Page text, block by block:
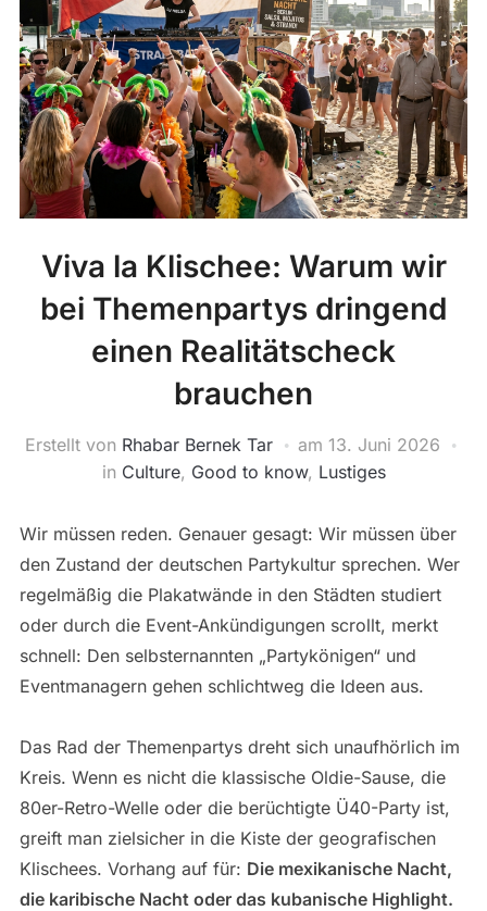
Viva la Klischee: Warum wir
bei Themenpartys dringend
einen Realitätscheck
brauchen
Erstellt von Rhabar Bernek Tar am 13. Juni 2026
in Culture, Good to know, Lustiges
Wir müssen reden. Genauer gesagt: Wir müssen über
den Zustand der deutschen Partykultur sprechen. Wer
regelmäßig die Plakatwände in den Städten studiert
oder durch die Event-Ankündigungen scrollt, merkt
schnell: Den selbsternannten „Partykönigen“ und
Eventmanagern gehen schlichtweg die Ideen aus.
Das Rad der Themenpartys dreht sich unaufhörlich im
Kreis. Wenn es nicht die klassische Oldie-Sause, die
80er-Retro-Welle oder die berüchtigte Ü40-Party ist,
greift man zielsicher in die Kiste der geografischen
Klischees. Vorhang auf für: Die mexikanische Nacht,
die karibische Nacht oder das kubanische Highlight.